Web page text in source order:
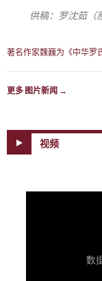
供稿：罗沈茹
著名作家魏巍为《中华罗
更多 图片新闻 →
视频